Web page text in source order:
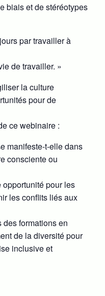
biais et de stéréotypes
par travailler à
de travailler. »
la culture
pour de
ce webinaire :
manifeste-t-elle dans
consciente ou
pour les
les conflits liés aux
formations en
de la diversité pour
inclusive et